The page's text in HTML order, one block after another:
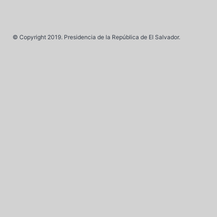
© Copyright 2019. Presidencia de la República de El Salvador.